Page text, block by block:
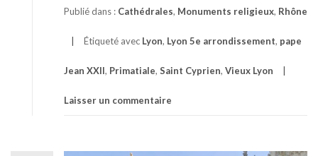
Publié dans : Cathédrales, Monuments religieux, Rhône
Étiqueté avec Lyon, Lyon 5e arrondissement, pape
Jean XXII, Primatiale, Saint Cyprien, Vieux Lyon
Laisser un commentaire